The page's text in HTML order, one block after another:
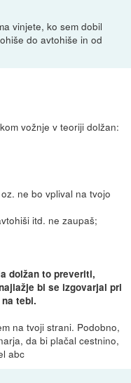
vinjete, ko sem dobil
do avtohiše in od
vožnje v teoriji dolžan:
ne bo vplival na tvojo
itd. ne zaupaš;
dolžan to preveriti,
bi se izgovarjal pri
tebi.
na tvoji strani. Podobno,
da bi plačal cestnino,
abc